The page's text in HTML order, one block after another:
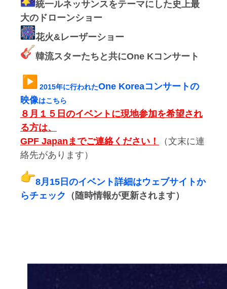
統一ルネッサンスをテーマにした史上最
大のドローンショー
花火&レーザーショー
韓流スターたちと共にOne Kコンサート
2015年に行われたOne Koreaコンサートの
映像はこちら
８月１５日のイベントに現地参加を希望され
る方は、
GPF Japanまでご連絡ください！
（文末に連
絡先があります）
8月15日のイベント詳細はウェブサイトか
らチェック （ 随時情報が更新されます）